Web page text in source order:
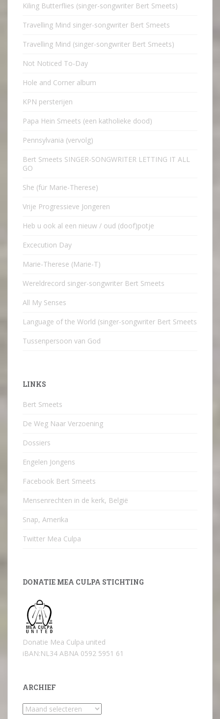
Kiling Butterflies (singer-songwriter Bert Smeets)
Travelling Mind singer-songwriter Bert Smeets
Travelling Mind (singer-songwriter Bert Smeets)
Not Noticed To-Day
Hole and Corner album
KPN persterijen
Papa Hein Smeets (een katholieke dood)
Pennsylvania (vervolg)
Bert Smeets SINGER-SONGWRITER LETTING IT ALL
GO
She (für Marie-Therese)
Vrije Progressieve Jongeren
Heb u ook al een nieuw / oud (doof)potje
Excecution Day
Marie-Therese (Marie-T)
Wereldrecord singer-songwriter Bert Smeets
All My Senses
Language of the World (singer-songwriter Bert Smeets
Tussenpersoon van God
LINKS
Bert Smeets
De Weg Naar Verzoening
Dossiers
Engelen Jongens
Facebook Bert Smeets
Mensenrechten in de kerk, België
Snap, Amerika
Twitter Mea Culpa
DONATIE MEA CULPA STICHTING
Donatie Mea Culpa united
iBAN:NL34 ABNA 0592 5951 61
ARCHIEF
Archief